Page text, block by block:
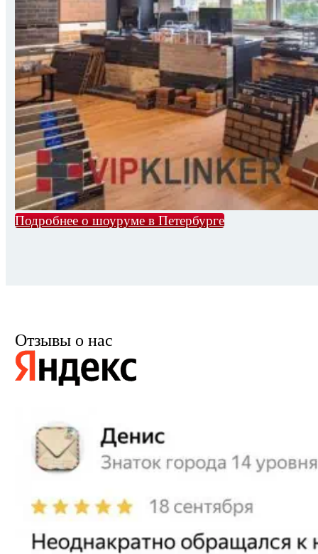
Подробнее о шоуруме в Петербурге
Отзывы о нас